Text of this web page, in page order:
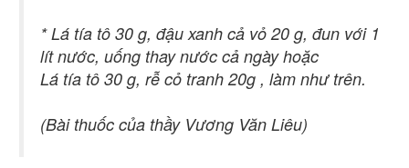
* Lá tía tô 30 g, đậu xanh cả vỏ 20 g, đun với 1
lít nước, uống thay nước cả ngày hoặc
Lá tía tô 30 g, rễ cỏ tranh 20g , làm như trên.
(Bài thuốc của thầy Vương Văn Liêu)